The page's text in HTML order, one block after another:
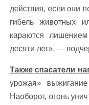
действия, если они
гибель животных
караются
десяти лет», —
Также спасатели
урожая»
Наоборот, огонь